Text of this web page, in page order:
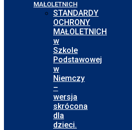
MAŁOLETNICH
STANDARDY
OCHRONY
MAŁOLETNICH
w
Szkole
Podstawowej
w
Niemczy
–
wersja
skrócona
dla
dzieci.